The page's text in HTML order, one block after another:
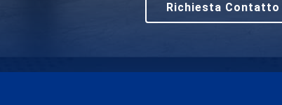
Richiesta Contatto